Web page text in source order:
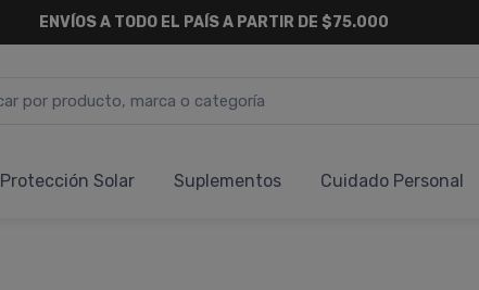
ENVÍOS A TODO EL PAÍS A PARTIR DE $75.000
Protección Solar Suplementos Cuidado Personal